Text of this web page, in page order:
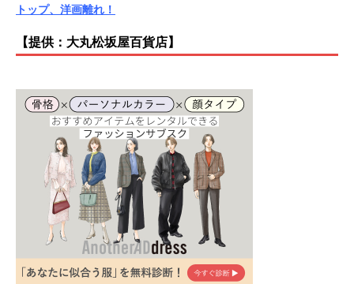
トップ、洋画離れ！
【提供：大丸松坂屋百貨店】